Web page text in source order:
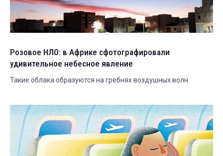
Розовое НЛО: в Африке сфотографировали
удивительное небесное явление
Такие облака образуются на гребнях воздушных волн